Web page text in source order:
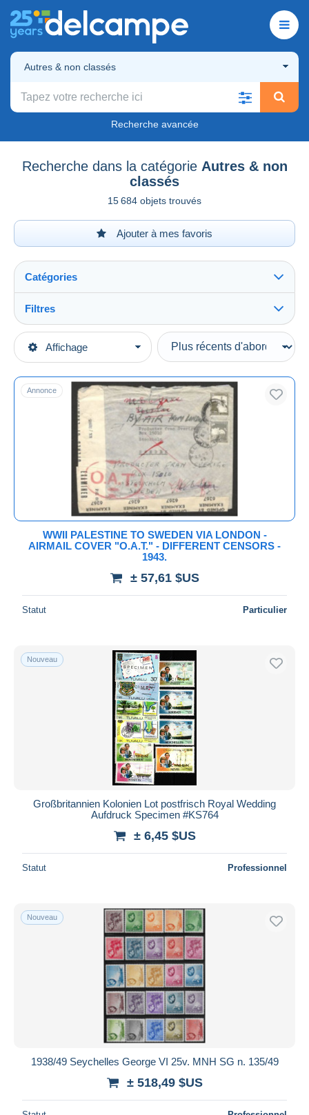
Autres & non classés
Recherche avancée
Recherche dans la catégorie Autres & non
classés
15 684 objets trouvés
Ajouter à mes favoris
Affichage
Catégories
Catégories principales
Europe
Grande-Bretagne (ex-colonies & protectorats)
Autres & non classés
Filtres
Types de vente
En cours
Prix fixes
Enchères avec offres
Enchères sans offres
Maisons de vente
Toutes les durées
Nouveau
depuis
jours
Prix
Livraison gratuite
Méthodes de paiement
Virement bancaire
Mastercard
Bancontact
iDeal
Maestro
Résidence du vendeur
Appliquer
Annonce
WWII PALESTINE TO SWEDEN VIA LONDON -
AIRMAIL COVER "O.A.T." - DIFFERENT CENSORS -
1943.
± 57,61 $US
Statut Particulier
Nouveau
Großbritannien Kolonien Lot postfrisch Royal Wedding
Aufdruck Specimen #KS764
± 6,45 $US
Statut Professionnel
Nouveau
1938/49 Seychelles George VI 25v. MNH SG n. 135/49
± 518,49 $US